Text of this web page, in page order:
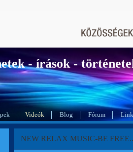
- írások -
Videók Blog Fórum
NEW RELAX MUSIC-BE